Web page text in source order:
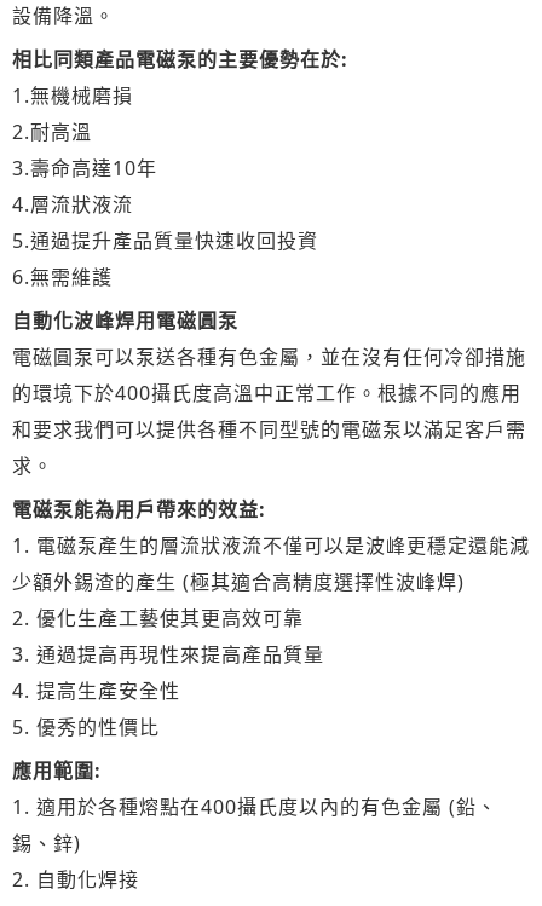
設備降溫。
相比同類產品電磁泵的主要優勢在於:
1.無機械磨損
2.耐高溫
3.壽命高達10年
4.層流狀液流
5.通過提升產品質量快速收回投資
6.無需維護
自動化波峰焊用電磁圓泵
電磁圓泵可以泵送各種有色金屬，並在沒有任何冷卻措施
的環境下於400攝氏度高溫中正常工作。根據不同的應用
和要求我們可以提供各種不同型號的電磁泵以滿足客戶需
求。
電磁泵能為用戶帶來的效益:
1. 電磁泵產生的層流狀液流不僅可以是波峰更穩定還能減
少額外錫渣的產生 (極其適合高精度選擇性波峰焊)
2. 優化生產工藝使其更高效可靠
3. 通過提高再現性來提高產品質量
4. 提高生產安全性
5. 優秀的性價比
應用範圍:
1. 適用於各種熔點在400攝氏度以內的有色金屬 (鉛、
錫、鋅)
2. 自動化焊接